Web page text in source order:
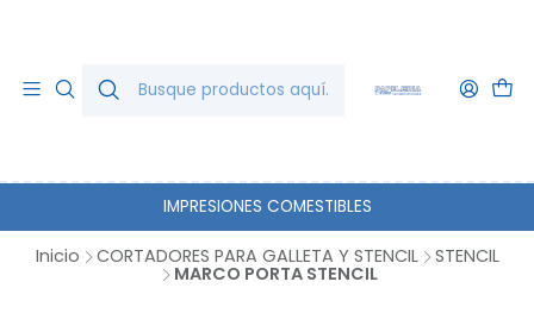
IMPRESIONES COMESTIBLES
Inicio CORTADORES PARA GALLETA Y STENCIL STENCIL
MARCO PORTA STENCIL